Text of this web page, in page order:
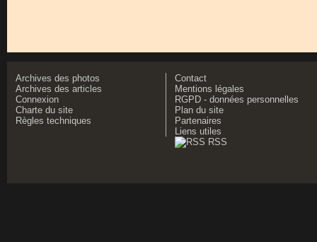
Archives des photos
Archives des articles
Connexion
Charte du site
Règles techniques
Contact
Mentions légales
RGPD - données personnelles
Plan du site
Partenaires
Liens utiles
RSS